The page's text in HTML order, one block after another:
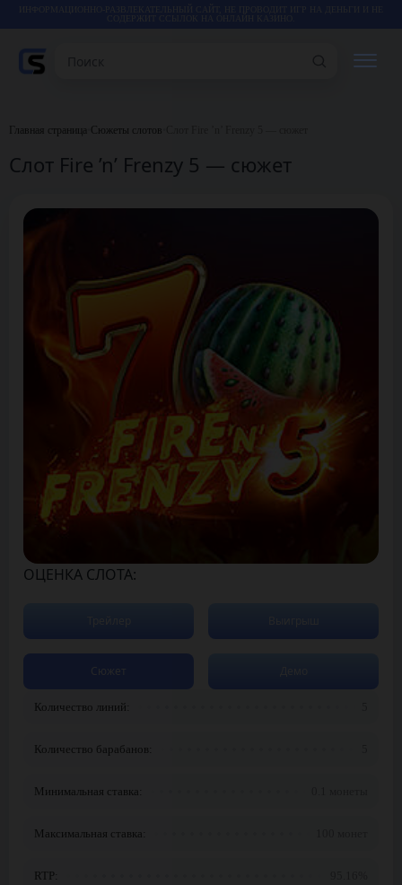
СОДЕРЖИТ ССЫЛОК НА ОНЛАЙН КАЗИНО.
КАЗИНО
СТАТЬИ
ВИДЕО
Главная страница Сюжеты слотов
Слот Fire ’n’ Frenzy 5 — сюжет
ОЦЕНКА СЛОТА:
Количество линий:
Количество барабанов:
Минимальная ставка:
Максимальная ставка:
RTP:
Сюжет